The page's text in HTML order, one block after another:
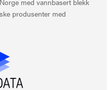
med vannbasert blekk
produsenter med